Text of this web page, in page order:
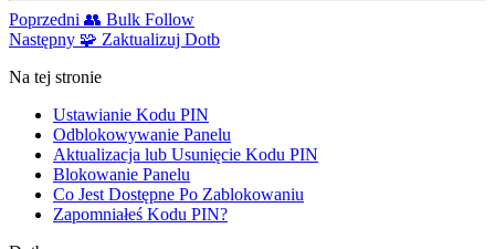
Poprzedni 👥 Bulk Follow
Następny 🧩 Zaktualizuj Dotb
Na tej stronie
Ustawianie Kodu PIN
Odblokowywanie Panelu
Aktualizacja lub Usunięcie Kodu PIN
Blokowanie Panelu
Co Jest Dostępne Po Zablokowaniu
Zapomniałeś Kodu PIN?